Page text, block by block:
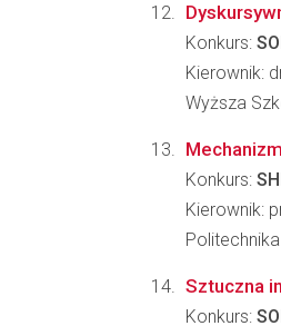
Konkurs:
Kierownik:
Wyższa
Konkurs:
Kierownik:
Sztuczna
Konkurs: